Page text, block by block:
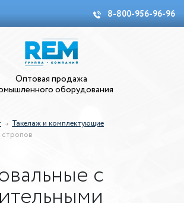
8-800-956-96-96
Оптовая продажа
оборудования
Такелаж и комплектующие
стропов
с